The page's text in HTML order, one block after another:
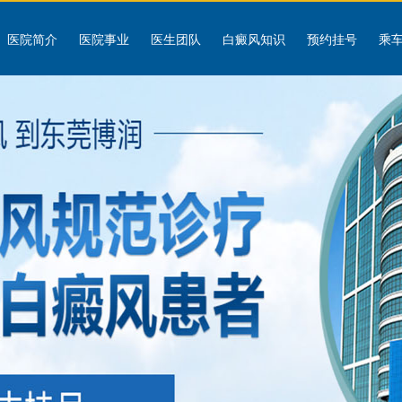
医院简介 医院事业 医生团队 白癜风知识 预约挂号 乘